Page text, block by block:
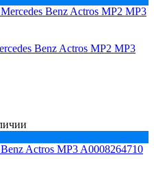
Benz Actros MP2 MP3